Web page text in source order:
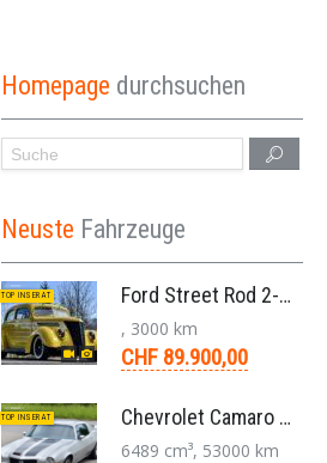
Homepage durchsuchen
Neuste Fahrzeuge
TOP INSERAT Ford Street Rod 2-Door V8 Aut. 1937
, 3000 km
CHF 89.900,00
TOP INSERAT Chevrolet Camaro SS 396 LS3 Coupe Aut. 1971
6489 cm³, 53000 km